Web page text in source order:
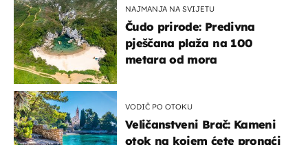
NAJMANJA NA SVIJETU
Čudo prirode: Predivna
pješčana plaža na 100
metara od mora
VODIČ PO OTOKU
Veličanstveni Brač: Kameni
otok na kojem ćete pronaći